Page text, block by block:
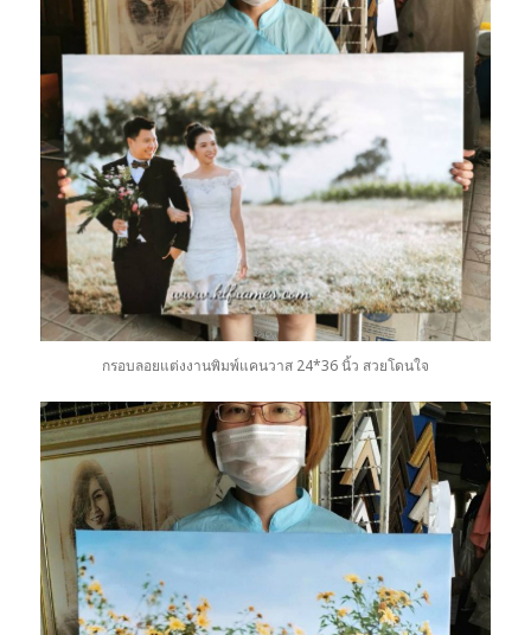
กรอบลอยแต่งงานพิมพ์แคนวาส 24*36 นิ้ว สวยโดนใจ